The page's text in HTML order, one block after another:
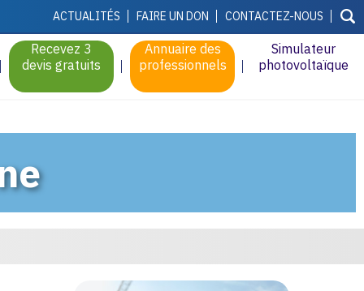
ACTUALITÉS FAIRE UN DON CONTACTEZ-NOUS
Recevez 3
devis gratuits
Annuaire des
professionnels
Simulateur
photovoltaïque